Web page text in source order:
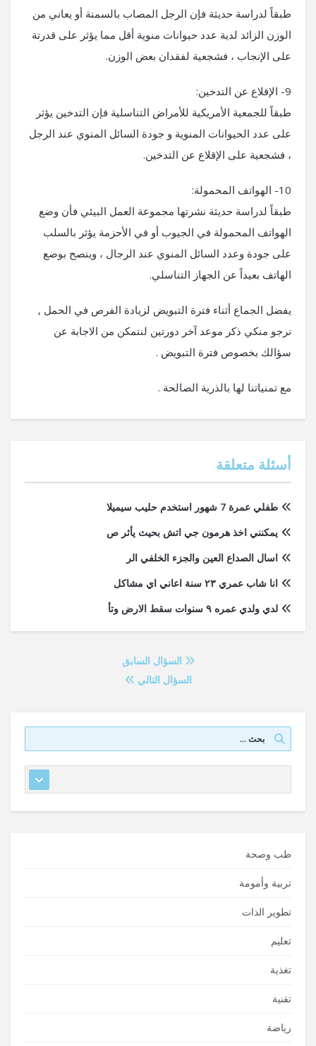
طبقاً لدراسة حديثة فإن الرجل المصاب بالسمنة أو يعاني من
الوزن الزائد لدية عدد حيوانات منوية أقل مما يؤثر على قدرتة
على الإنجاب ، فشجعية لفقدان بعض الوزن.
9- الإقلاع عن التدخين:
طبقاً للجمعية الأمريكية للأمراض التناسلية فإن التدخين يؤثر
على عدد الحيوانات المنوية و جودة السائل المنوي عند الرجل
، فشجعية على الإقلاع عن التدخين.
10- الهواتف المحمولة:
طبقاً لدراسة حديثة نشرتها مجموعة العمل البيئي فأن وضع
الهواتف المحمولة في الجيوب أو في الأحزمة يؤثر بالسلب
على جودة وعدد السائل المنوي عند الرجال ، وينصح بوضع
الهاتف بعيداً عن الجهاز التناسلي.
يفضل الجماع أثناء فترة التبويض لزيادة الفرص في الحمل ,
نرجو منكي ذكر موعد آخر دورتين لنتمكن من الاجابة عن
سؤالك بخصوص فترة التبويض .
مع تمنياتنا لها بالذرية الصالحة .
أسئلة متعلقة
طفلي عمرة 7 شهور استخدم حليب سيميلا
يمكنني اخذ هرمون جي اتش بحيث يأثر ص
اسال الصداع العين والجزء الخلفي الر
انا شاب عمري ٢٣ سنة اعاني اي مشاكل
لدي ولدي عمره ٩ سنوات سقط الارض وتأ
السؤال السابق
السؤال التالي
طب وصحة
تربية وأمومة
تطوير الذات
تعليم
تغذية
تقنية
رياضة